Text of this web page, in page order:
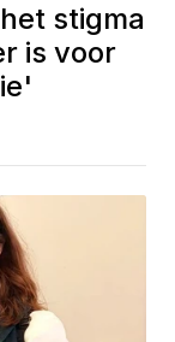
stigma
is voor